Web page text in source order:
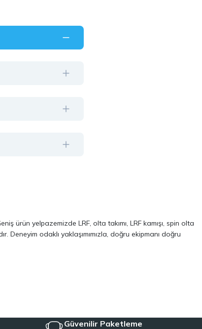
ürün yelpazemizde LRF, olta takımı, LRF kamışı, spin olta
Deneyim odaklı yaklaşımımızla, doğru ekipmanı doğru
odaklı modellerinden oluşur. Özellikle LRF avcılığı ve
ekipmanları tek çatı altında topluyoruz.
Güvenilir Paketleme